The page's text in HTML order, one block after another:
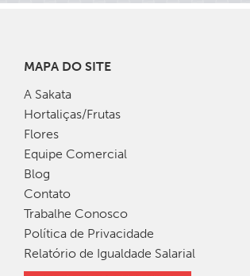
MAPA DO SITE
A Sakata
Hortaliças/Frutas
Flores
Equipe Comercial
Blog
Contato
Trabalhe Conosco
Política de Privacidade
Relatório de Igualdade Salarial